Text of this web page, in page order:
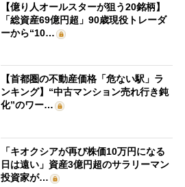
【億り人オールスターが狙う20銘柄】
「総資産69億円超」90歳現役トレーダ
ーから“10…
【首都圏の不動産価格「危ない駅」ラ
ンキング】“中古マンション売れ行き鈍
化”のワー…
「キオクシアが再び株価10万円になる
日は遠い」資産3億円超のサラリーマン
投資家が…